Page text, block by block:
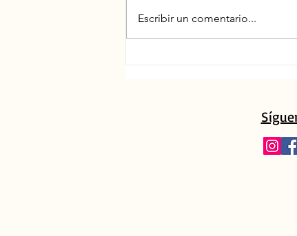
Escribir un comentario...